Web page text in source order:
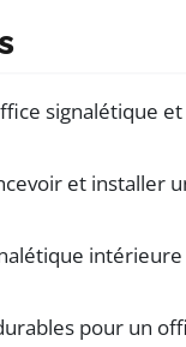
signalétique
et installer
pour un